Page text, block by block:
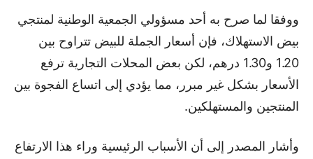
ووفقا لما صرح به أحد مسؤولي الجمعية الوطنية لمنتجي
بيض الاستهلاك، فإن أسعار الجملة للبيض تتراوح بين
1.20 و1.30 درهم، لكن بعض المحلات التجارية ترفع
الأسعار بشكل غير مبرر، مما يؤدي إلى اتساع الفجوة بين
المنتجين والمستهلكين.
وأشار المصدر إلى أن الأسباب الرئيسية وراء هذا الارتفاع